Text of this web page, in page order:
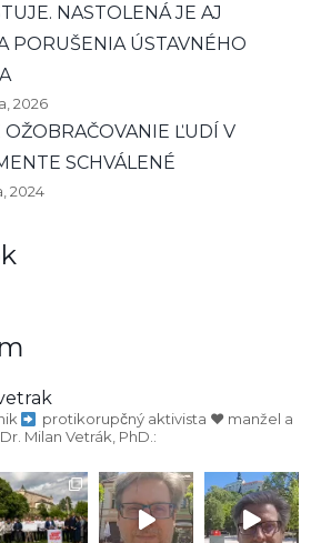
NASTOLENÁ JE AJ
PORUŠENIA ÚSTAVNÉHO
2026
OŽOBRAČOVANIE ĽUDÍ V
SCHVÁLENÉ
2024
protikorupčný aktivista ♥️ manžel a
Milan Vetrák, PhD.: